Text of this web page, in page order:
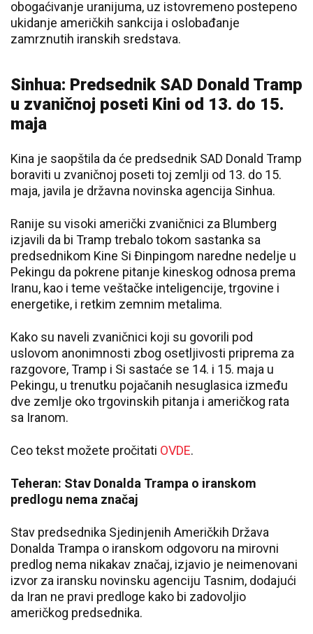
obogaćivanje uranijuma, uz istovremeno postepeno
ukidanje američkih sankcija i oslobađanje
zamrznutih iranskih sredstava.
Sinhua: Predsednik SAD Donald Tramp
u zvaničnoj poseti Kini od 13. do 15.
maja
Kina je saopštila da će predsednik SAD Donald Tramp
boraviti u zvaničnoj poseti toj zemlji od 13. do 15.
maja, javila je državna novinska agencija Sinhua.
Ranije su visoki američki zvaničnici za Blumberg
izjavili da bi Tramp trebalo tokom sastanka sa
predsednikom Kine Si Đinpingom naredne nedelje u
Pekingu da pokrene pitanje kineskog odnosa prema
Iranu, kao i teme veštačke inteligencije, trgovine i
energetike, i retkim zemnim metalima.
Kako su naveli zvaničnici koji su govorili pod
uslovom anonimnosti zbog osetljivosti priprema za
razgovore, Tramp i Si sastaće se 14. i 15. maja u
Pekingu, u trenutku pojačanih nesuglasica između
dve zemlje oko trgovinskih pitanja i američkog rata
sa Iranom.
Ceo tekst možete pročitati OVDE.
Teheran: Stav Donalda Trampa o iranskom
predlogu nema značaj
Stav predsednika Sjedinjenih Američkih Država
Donalda Trampa o iranskom odgovoru na mirovni
predlog nema nikakav značaj, izjavio je neimenovani
izvor za iransku novinsku agenciju Tasnim, dodajući
da Iran ne pravi predloge kako bi zadovoljio
američkog predsednika.